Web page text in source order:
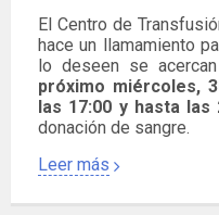
El Centro de
hace un llamamiento
lo deseen se acercan
próximo miércoles,
las 17:00 y hasta las
donación de sangre.
Leer más